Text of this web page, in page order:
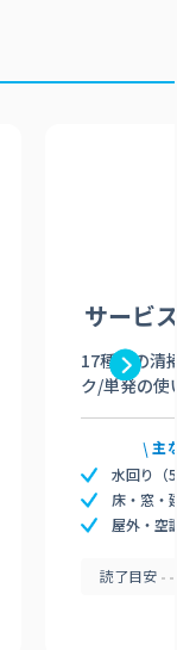
サービ
17種類の清
ク/単発の使
主
水回り（
床・窓・
屋外・空
読了目安